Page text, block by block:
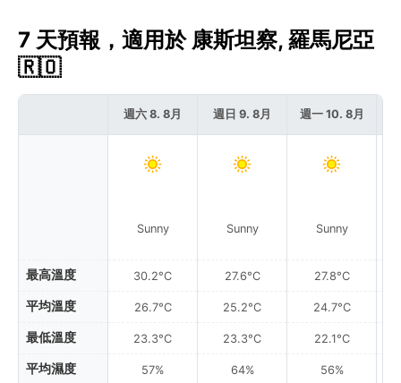
7 天預報，適用於 康斯坦察, 羅馬尼亞
🇷🇴
最高溫度
平均溫度
最低溫度
平均濕度
週六 8. 8月
Sunny
30.2°C
26.7°C
23.3°C
57%
週日 9. 8月
Sunny
27.6°C
25.2°C
23.3°C
64%
週一 10. 8月
Sunny
27.8°C
24.7°C
22.1°C
56%